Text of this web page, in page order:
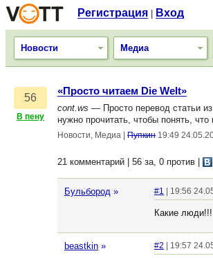
Регистрация Вход
Новости Медиа
56
В пену
«Просто читаем Die Welt»
cont.ws — Просто перевод статьи
нужно прочитать, чтобы понять,
Новости, Медиа Пупкин 19:49
21 комментарий | 56 за, 0 против
Бульбород » #1 | 19:56
Какие люди!!!
beastkin » #2 | 19:57